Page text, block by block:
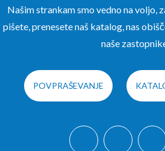
Našim strankam smo vedno na voljo,
pišete, prenesete naš katalog, nas
naše
POVPRAŠEVANJE